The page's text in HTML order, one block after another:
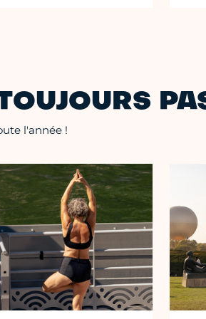
l'année !